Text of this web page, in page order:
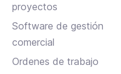
proyectos
Software de gestión
comercial
Ordenes de trabajo